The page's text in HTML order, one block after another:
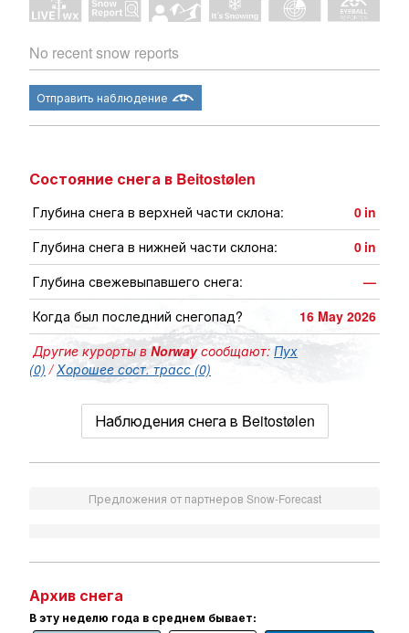
No recent snow reports
Отправить наблюдение
Состояние снега в Beitostølen
Глубина снега в верхней части склона: 0 in
Глубина снега в нижней части склона:
0 in
Глубина свежевыпавшего снега:
—
Когда был последний снегопад?
16 May 2026
Другие курорты вNorwayсообщают: Пух
(0) /Хорошее сост. трасс (0)
Наблюдения снега в Beitostølen
Предложения от партнеров Snow-Forecast
Архив снега
В эту неделю года в среднем бывает: